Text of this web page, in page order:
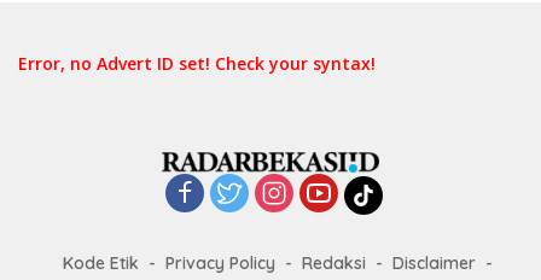
Error, no Advert ID set! Check your syntax!
Kode Etik Privacy Policy Redaksi
Disclaimer